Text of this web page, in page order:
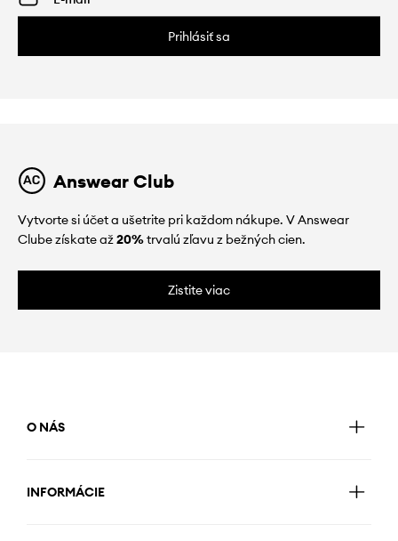
Prihlásiť sa
Answear Club
Vytvorte si účet a ušetrite pri každom nákupe. V Answear
Clube získate až20%trvalú zľavu z bežných cien.
Zistite viac
O NÁS
INFORMÁCIE